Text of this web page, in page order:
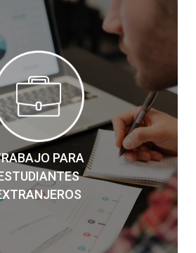
PARA